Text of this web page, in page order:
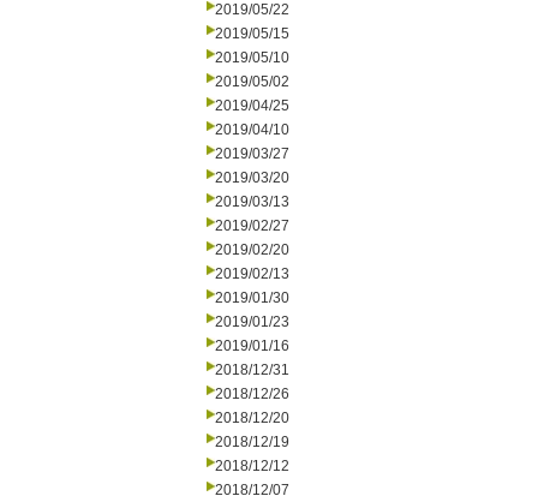
2019/05/22
2019/05/15
2019/05/10
2019/05/02
2019/04/25
2019/04/10
2019/03/27
2019/03/20
2019/03/13
2019/02/27
2019/02/20
2019/02/13
2019/01/30
2019/01/23
2019/01/16
2018/12/31
2018/12/26
2018/12/20
2018/12/19
2018/12/12
2018/12/07